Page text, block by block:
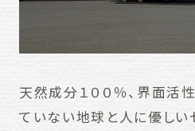
天然成分１００％、界面活
ていない地球と人に優しい